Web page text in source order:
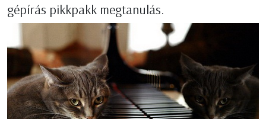
gépírás pikkpakk megtanulás.